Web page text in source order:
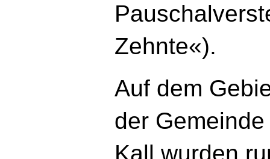
Zehnte«).
Auf dem
der Gemeinde
Kall wurden